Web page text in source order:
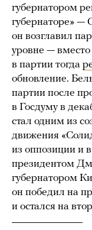
губернатором
губернаторе» —
он возглавил
уровне —
в партии тогда
обновление.
партии после
в Госдуму в
стал одним из
движения
из оппозиции и
президентом
губернатором
он победил на
и остался на